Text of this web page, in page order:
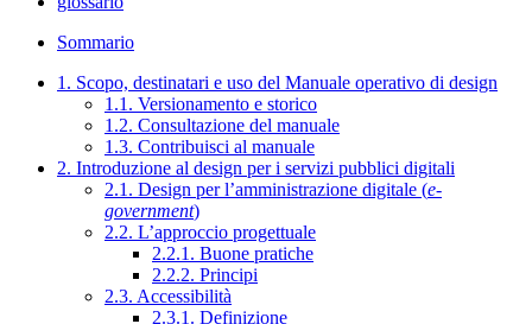
Sommario
1. Scopo, destinatari e uso del Manuale operativo di design
1.1. Versionamento e storico
1.2. Consultazione del manuale
1.3. Contribuisci al manuale
2. Introduzione al design per i servizi pubblici digitali
2.1. Design per l’amministrazione digitale (e-
government)
2.2. L’approccio progettuale
2.2.1. Buone pratiche
2.2.2. Principi
2.3. Accessibilità
2.3.1. Definizione